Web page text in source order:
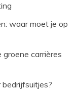
waar moet je op
groene carrières